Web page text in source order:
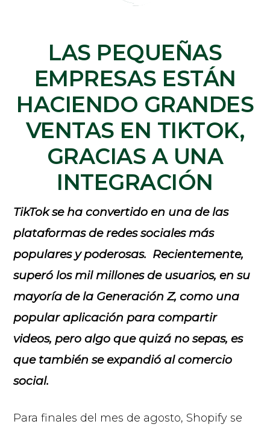
LAS PEQUEÑAS
EMPRESAS ESTÁN
HACIENDO GRANDES
VENTAS EN TIKTOK,
GRACIAS A UNA
INTEGRACIÓN
TikTok se ha convertido en una de las
plataformas de redes sociales más
populares y poderosas. Recientemente,
superó los mil millones de usuarios, en su
mayoría de la Generación Z, como una
popular aplicación para compartir
videos, pero algo que quizá no sepas, es
que también se expandió al comercio
social.
Para finales del mes de agosto, Shopify se